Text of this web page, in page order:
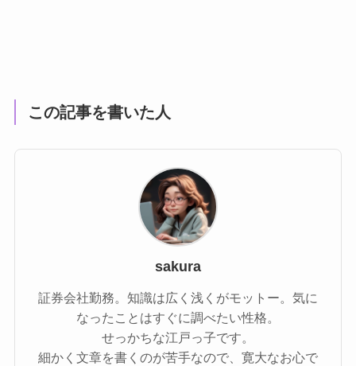
この記事を書いた人
sakura
証券会社勤務。知識は広く浅くがモットー。気に
なったことはすぐに調べたい性格。
せっかちな江戸っ子です。
細かく文章を書くのが苦手なので、寛大なお心で